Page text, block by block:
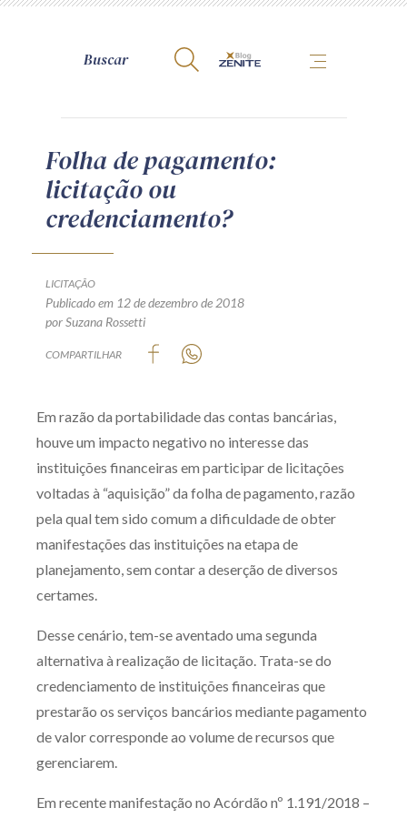
A Zênite
Como publicar conosco
Site da Zênite
Política de Privacidade
Guia de Direitos dos Titulares de Dados
Encarregado (contato)
Produtos e serviços
Zênite Fácil IA
Zênite Play
Capacitação
Zênite Online
Eventos presenciais
Zênite in Company
Folha de pagamento:
licitação ou
credenciamento?
LICITAÇÃO
Publicado em 12 de dezembro de 2018
por Suzana Rossetti
COMPARTILHAR
Em razão da portabilidade das contas bancárias,
houve um impacto negativo no interesse das
instituições financeiras em participar de licitações
voltadas à “aquisição” da folha de pagamento, razão
pela qual tem sido comum a dificuldade de obter
manifestações das instituições na etapa de
planejamento, sem contar a deserção de diversos
certames.
Desse cenário, tem-se aventado uma segunda
alternativa à realização de licitação. Trata-se do
credenciamento de instituições financeiras que
prestarão os serviços bancários mediante pagamento
de valor corresponde ao volume de recursos que
gerenciarem.
Em recente manifestação no Acórdão nº 1.191/2018 –